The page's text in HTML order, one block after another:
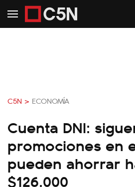
C5N > ECONOMÍA
Cuenta DNI:
promociones en
pueden ahorrar
$126.000